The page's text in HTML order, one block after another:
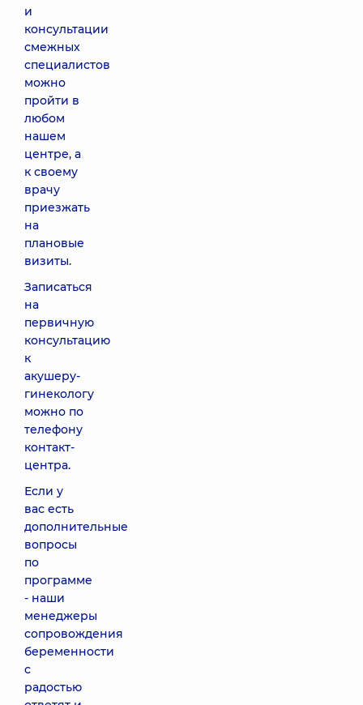
и
консультации
смежных
специалистов
можно
пройти в
любом
нашем
центре, а
к своему
врачу
приезжать
на
плановые
визиты.
Записаться
на
первичную
консультацию
к
акушеру-
гинекологу
можно по
телефону
контакт-
центра.
Если у
вас есть
дополнительные
вопросы
по
программе
- наши
менеджеры
сопровождения
беременности
с
радостью